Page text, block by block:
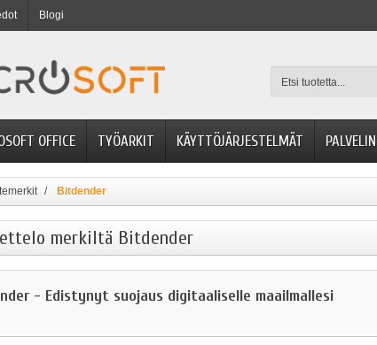
Blogi
OFFICE TYÖARKIT KÄYTTÖJÄRJESTELMÄT PALVELIN
Bitdender
merkiltä Bitdender
- Edistynyt suojaus digitaaliselle maailmallesi